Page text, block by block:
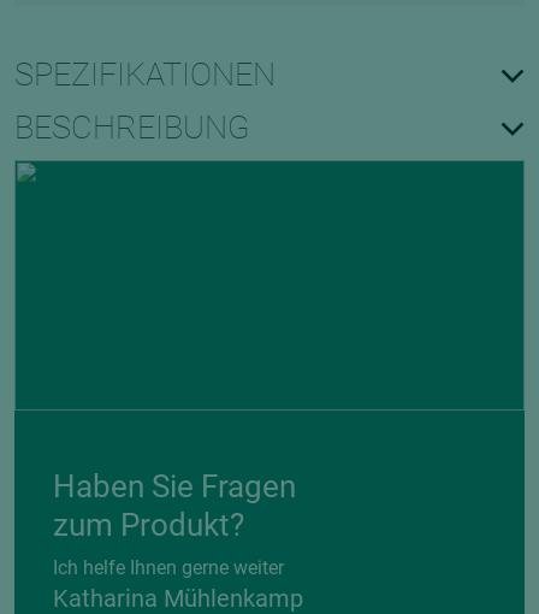
SPEZIFIKATIONEN
BESCHREIBUNG
Haben Sie Fragen
zum Produkt?
Ich helfe Ihnen gerne weiter
Katharina Mühlenkamp